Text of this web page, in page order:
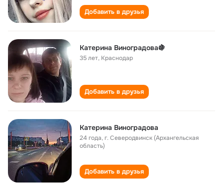
Добавить в друзья
Катерина Виноградова🍇
35 лет, Краснодар
Добавить в друзья
Катерина Виноградова
24 года,г. Северодвинск (Архангельская
область)
Добавить в друзья